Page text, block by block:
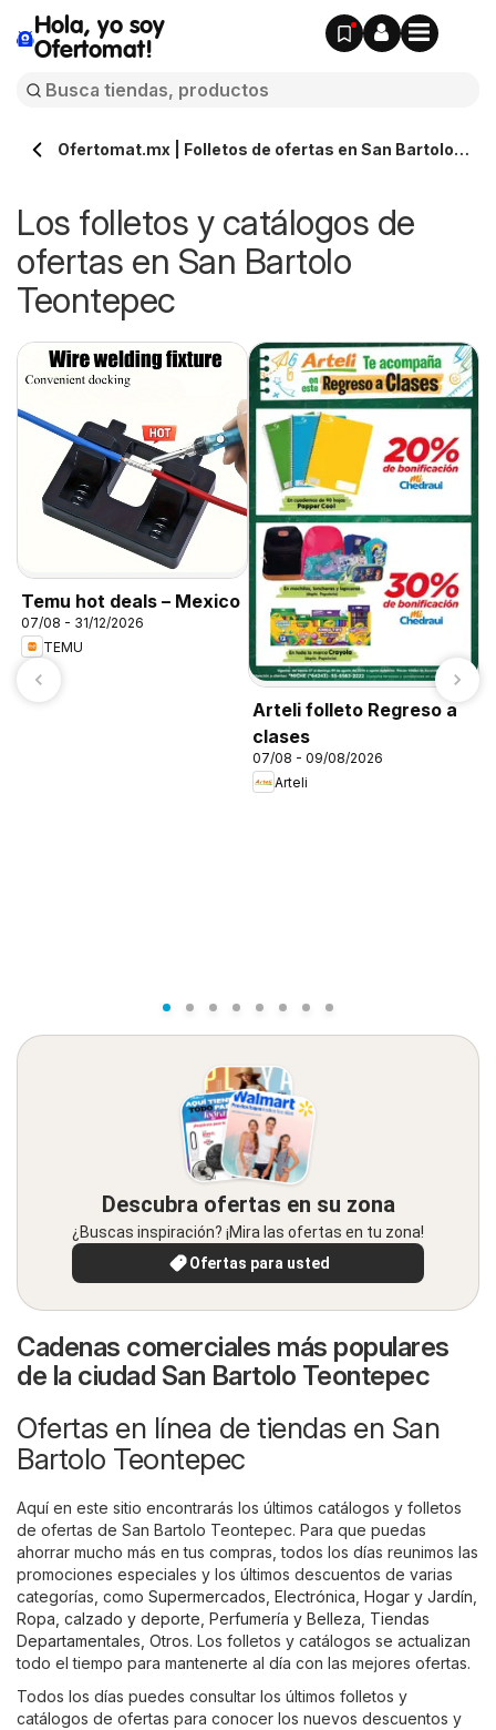
Hola, yo soy
Ofertomat!
Ofertomat.mx | Folletos de ofertas en San Bartolo
Los folletos y catálogos de
ofertas en San Bartolo
Teontepec
Temu hot deals – Mexico
07/08 - 31/12/2026
TEMU
Arteli folleto Regreso a
clases
07/08 - 09/08/2026
Arteli
Descubra ofertas en su zona
¿Buscas inspiración? ¡Mira las ofertas en tu zona!
Ofertas para usted
Cadenas comerciales más populares
de la ciudad San Bartolo Teontepec
Ofertas en línea de tiendas en San
Bartolo Teontepec
Aquí en este sitio encontrarás los últimos catálogos y folletos
de ofertas de San Bartolo Teontepec. Para que puedas
ahorrar mucho más en tus compras, todos los días reunimos las
promociones especiales y los últimos descuentos de varias
categorías, como Supermercados Electrónica Hogar y Jardín
Ropa, calzado y deporte Perfumería y Belleza Tiendas
Departamentales Otros. Los folletos y catálogos se actualizan
todo el tiempo para mantenerte al día con las mejores ofertas.
Todos los días puedes consultar los últimos folletos y
catálogos de ofertas para conocer los nuevos descuentos y